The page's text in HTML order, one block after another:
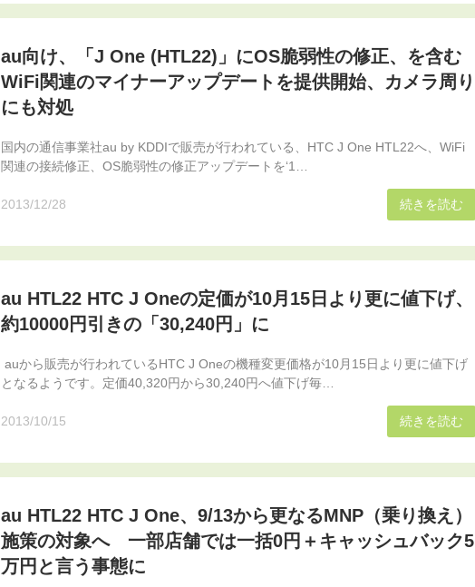
au向け、「J One (HTL22)」にOS脆弱性の修正、を含む
WiFi関連のマイナーアップデートを提供開始、カメラ周り
にも対処
国内の通信事業社au by KDDIで販売が行われている、HTC J One HTL22へ、WiFi
関連の接続修正、OS脆弱性の修正アップデートを‘1…
2013/12/28 続きを読む
au HTL22 HTC J Oneの定価が10月15日より更に値下げ、
約10000円引きの「30,240円」に
auから販売が行われているHTC J Oneの機種変更価格が10月15日より更に値下げ
となるようです。定価40,320円から30,240円へ値下げ毎…
2013/10/15 続きを読む
au HTL22 HTC J One、9/13から更なるMNP（乗り換え）
施策の対象へ 一部店舗では一括0円＋キャッシュバック5
万円と言う事態に